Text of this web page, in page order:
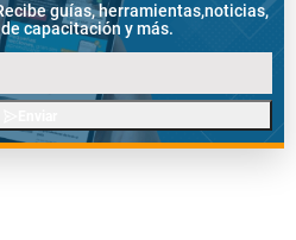
guías, herramientas,noticias,
capacitación y más.